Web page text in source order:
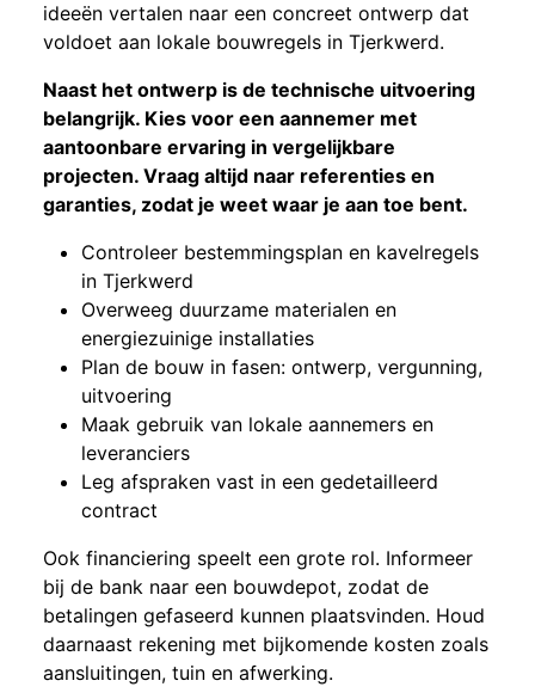
ideeën vertalen naar een concreet ontwerp dat
voldoet aan lokale bouwregels in Tjerkwerd.
Naast het ontwerp is de technische uitvoering
belangrijk. Kies voor een aannemer met
aantoonbare ervaring in vergelijkbare
projecten. Vraag altijd naar referenties en
garanties, zodat je weet waar je aan toe bent.
Controleer bestemmingsplan en kavelregels
in Tjerkwerd
Overweeg duurzame materialen en
energiezuinige installaties
Plan de bouw in fasen: ontwerp, vergunning,
uitvoering
Maak gebruik van lokale aannemers en
leveranciers
Leg afspraken vast in een gedetailleerd
contract
Ook financiering speelt een grote rol. Informeer
bij de bank naar een bouwdepot, zodat de
betalingen gefaseerd kunnen plaatsvinden. Houd
daarnaast rekening met bijkomende kosten zoals
aansluitingen, tuin en afwerking.